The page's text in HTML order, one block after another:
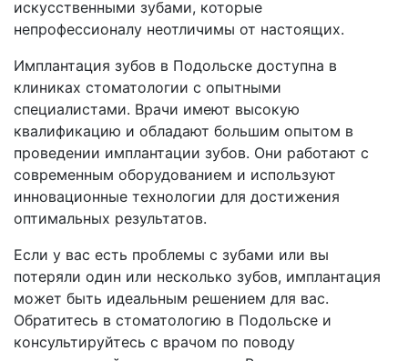
искусственными зубами, которые
непрофессионалу неотличимы от настоящих.
Имплантация зубов в Подольске доступна в
клиниках стоматологии с опытными
специалистами. Врачи имеют высокую
квалификацию и обладают большим опытом в
проведении имплантации зубов. Они работают с
современным оборудованием и используют
инновационные технологии для достижения
оптимальных результатов.
Если у вас есть проблемы с зубами или вы
потеряли один или несколько зубов, имплантация
может быть идеальным решением для вас.
Обратитесь в стоматологию в Подольске и
консультируйтесь с врачом по поводу